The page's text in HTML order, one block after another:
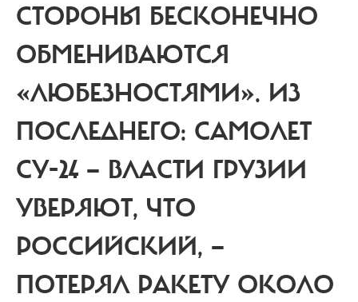
СТОРОНЫ БЕСКОНЕЧНО
ОБМЕНИВАЮТСЯ
«ЛЮБЕЗНОСТЯМИ». ИЗ
ПОСЛЕДНЕГО: САМОЛЕТ
СУ-24 — ВЛАСТИ ГРУЗИИ
УВЕРЯЮТ, ЧТО
РОССИЙСКИЙ, —
ПОТЕРЯЛ РАКЕТУ ОКОЛО